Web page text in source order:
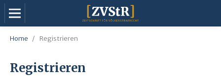
Home / Registrieren
Registrieren